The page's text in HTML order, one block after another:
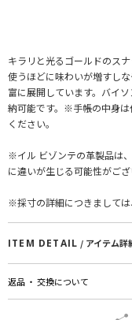
キラリと光るゴールドのス
使うほどに味わいが増すし
富に展開しています。バイ
納可能です。※手帳の中身は
ください。
※イル ビゾンテの革製品は
に違いが生じる可能性がご
※採寸の詳細につきましては
ITEM DETAIL / アイテム詳
返品 ・ 交換について